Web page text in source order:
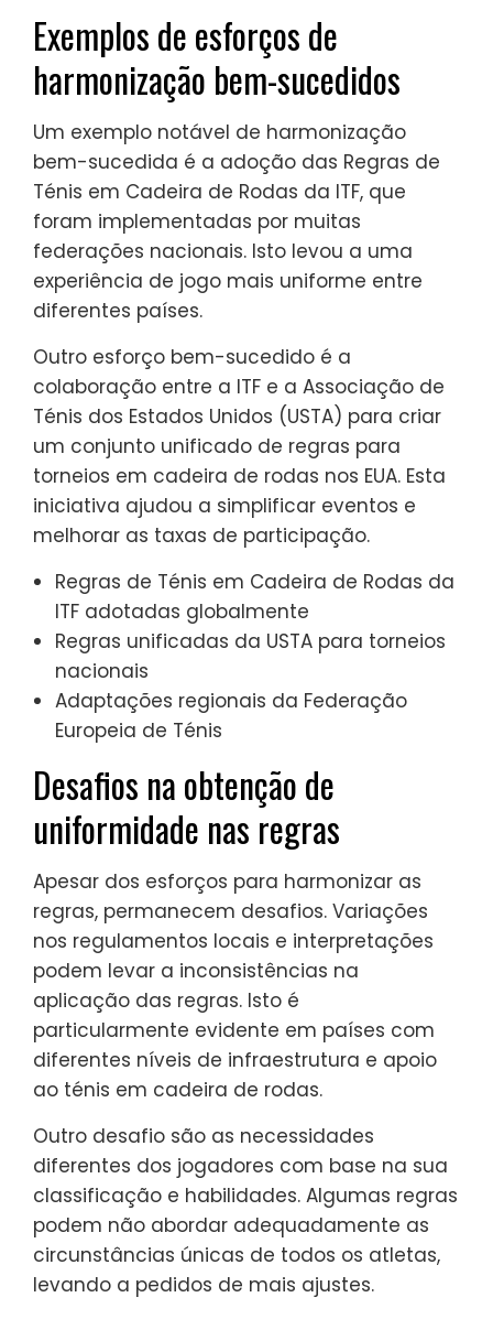
Exemplos de esforços de
harmonização bem-sucedidos
Um exemplo notável de harmonização
bem-sucedida é a adoção das Regras de
Ténis em Cadeira de Rodas da ITF, que
foram implementadas por muitas
federações nacionais. Isto levou a uma
experiência de jogo mais uniforme entre
diferentes países.
Outro esforço bem-sucedido é a
colaboração entre a ITF e a Associação de
Ténis dos Estados Unidos (USTA) para criar
um conjunto unificado de regras para
torneios em cadeira de rodas nos EUA. Esta
iniciativa ajudou a simplificar eventos e
melhorar as taxas de participação.
Regras de Ténis em Cadeira de Rodas da
ITF adotadas globalmente
Regras unificadas da USTA para torneios
nacionais
Adaptações regionais da Federação
Europeia de Ténis
Desafios na obtenção de
uniformidade nas regras
Apesar dos esforços para harmonizar as
regras, permanecem desafios. Variações
nos regulamentos locais e interpretações
podem levar a inconsistências na
aplicação das regras. Isto é
particularmente evidente em países com
diferentes níveis de infraestrutura e apoio
ao ténis em cadeira de rodas.
Outro desafio são as necessidades
diferentes dos jogadores com base na sua
classificação e habilidades. Algumas regras
podem não abordar adequadamente as
circunstâncias únicas de todos os atletas,
levando a pedidos de mais ajustes.